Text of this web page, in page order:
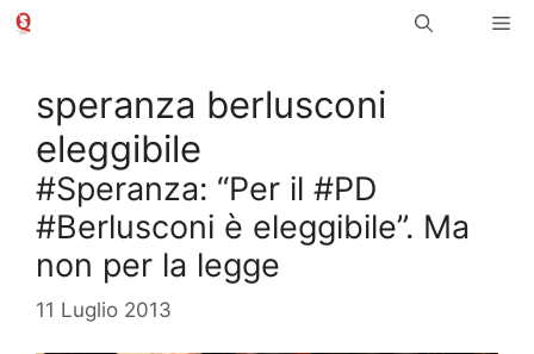
Vai
speranza berlusconi
eleggibile
#Speranza: “Per il #PD
#Berlusconi è eleggibile”. Ma
non per la legge
11 Luglio 2013